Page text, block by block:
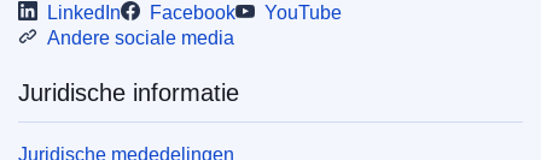
LinkedIn Facebook
YouTube
Andere sociale media
Juridische informatie
Juridische mededelingen